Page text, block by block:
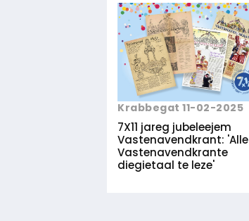
Krabbegat 11-02-2025
7X11 jareg jubeleejem
Vastenavendkrant: 'Alle
Vastenavendkrante
diegietaal te leze'